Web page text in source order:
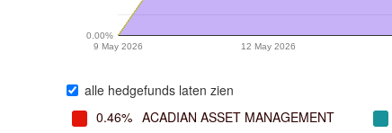
9 May 2026 12 May 2026
0.00%
alle hedgefunds laten zien
0.46% ACADIAN ASSET MANAGEMENT